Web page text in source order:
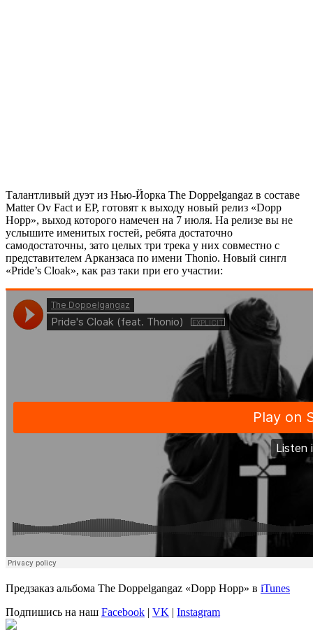
Талантливый дуэт из Нью-Йорка The Doppelgangaz в составе
Matter Ov Fact и EP, готовят к выходу новый релиз «Dopp
Hopp», выход которого намечен на 7 июля. На релизе вы не
услышите именитых гостей, ребята достаточно
самодостаточны, зато целых три трека у них совместно с
представителем Арканзаса по имени Thonio. Новый сингл
«Pride’s Cloak», как раз таки при его участии:
Предзаказ альбома The Doppelgangaz «Dopp Hopp» в iTunes
Подпишись на наш Facebook | VK | Instagram